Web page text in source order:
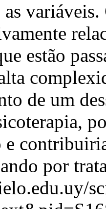
estão
de um
por